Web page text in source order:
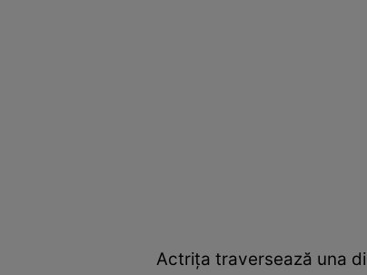
Actrița traversează una